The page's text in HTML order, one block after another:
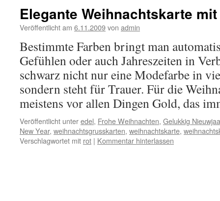
Elegante Weihnachtskarte
Veröffentlicht am 6.11.2009von admin
Bestimmte Farben bringt man
Gefühlen oder auch Jahreszeiten in
schwarz nicht nur eine Modefarbe in
sondern steht für Trauer. Für die
meistens vor allen Dingen Gold, das
Veröffentlicht unteredel, Frohe Weihnachten, Gelukkig
New Year, weihnachtsgrusskarten, weihnachtskarte,
Verschlagwortet mit rot | Kommentar hinterlassen